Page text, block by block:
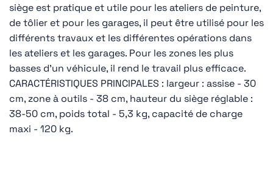
siège est pratique et utile pour les ateliers de peinture,
de tôlier et pour les garages, il peut être utilisé pour les
différents travaux et les différentes opérations dans
les ateliers et les garages. Pour les zones les plus
basses d'un véhicule, il rend le travail plus efficace.
CARACTÉRISTIQUES PRINCIPALES : largeur : assise - 30
cm, zone à outils - 38 cm, hauteur du siège réglable :
38-50 cm, poids total - 5,3 kg, capacité de charge
maxi - 120 kg.